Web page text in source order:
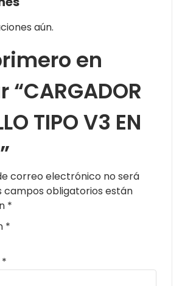
aún.
en
TIPO V3 EN
correo electrónico no será
campos obligatorios están
*
*
*